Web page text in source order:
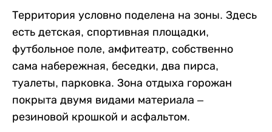
Территория условно поделена на зоны. Здесь
есть детская, спортивная площадки,
футбольное поле, амфитеатр, собственно
сама набережная, беседки, два пирса,
туалеты, парковка. Зона отдыха горожан
покрыта двумя видами материала –
резиновой крошкой и асфальтом.